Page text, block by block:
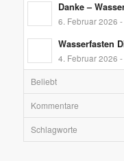
Danke –
6. Februar 2026 -
Wasserfasten
4. Februar 2026
Beliebt
Kommentare
Schlagworte